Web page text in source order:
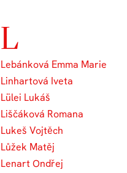
L
Lebánková Emma Marie
Linhartová Iveta
Lülei Lukáš
Liščáková Romana
Lukeš Vojtěch
Lůžek Matěj
Lenart Ondřej